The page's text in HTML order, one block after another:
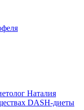
Наталия
DASH-диеты